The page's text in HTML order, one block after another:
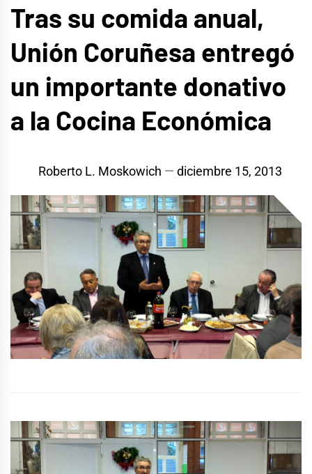
Tras su comida anual,
Unión Coruñesa entregó
un importante donativo
a la Cocina Económica
Roberto L. Moskowich diciembre 15, 2013